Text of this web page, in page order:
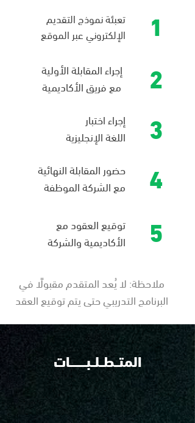
برنامج متكامل
لغوي، أكاديمي، وتطبيقي
كل هذا في سنة واحدة فقط
تدريب مكثف يجهزك لسوق العمل في 12 شهرًا
تعبئة نموذج التقديم
الإلكتروني عبر الموقع
1
إجراء المقابلة الأولية
مع فريق الأكاديمية
2
3
إجراء اختبار
اللغة الإنجليزية
حضور المقابلة النهائية
مع الشركة الموظفة
4
توقيع العقود مع
الأكاديمية والشركة
5
ملاحظة: لا يُعد المتقدم مقبولًا في
البرنامج التدريبي حتى يتم توقيع العقد
المتــطــلــبـــــــــات